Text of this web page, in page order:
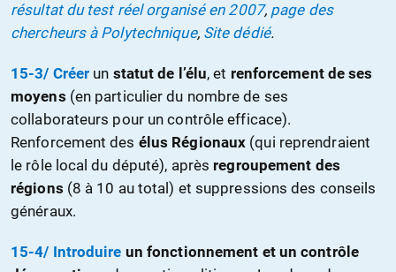
résultat du test réel organisé en 2007, page des
chercheurs à Polytechnique, Site dédié.
15-3/ Créer un statut de l’élu, et renforcement de ses
moyens (en particulier du nombre de ses
collaborateurs pour un contrôle efficace).
Renforcement des élus Régionaux (qui reprendraient
le rôle local du député), après regroupement des
régions (8 à 10 au total) et suppressions des conseils
généraux.
15-4/ Introduire un fonctionnement et un contrôle